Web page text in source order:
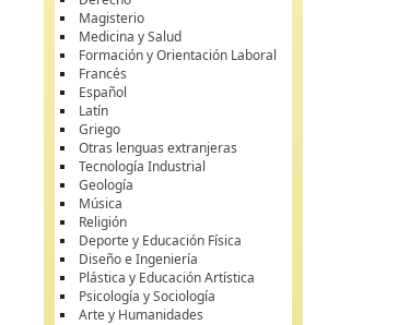
Magisterio
Medicina y Salud
Formación y Orientación Laboral
Francés
Español
Latín
Griego
Otras lenguas extranjeras
Tecnología Industrial
Geología
Música
Religión
Deporte y Educación Física
Diseño e Ingeniería
Plástica y Educación Artística
Psicología y Sociología
Arte y Humanidades